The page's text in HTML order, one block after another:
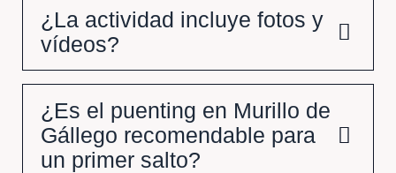
¿La actividad incluye fotos y
vídeos?
¿Es el puenting en Murillo de
Gállego recomendable para
un primer salto?